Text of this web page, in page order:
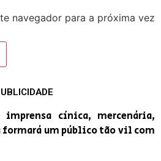
navegador para a próxima vez
cínica, mercenária,
formará um público tão vil com